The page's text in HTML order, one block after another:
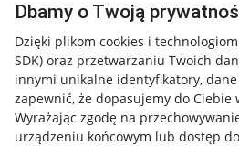
Dbamy o Twoją
Dzięki plikom cookies i
SDK) oraz przetwarzaniu Twoich
innymi unikalne identyfikatory,
zapewnić, że dopasujemy do Ciebie
Wyrażając zgodę na
urządzeniu końcowym lub dostęp